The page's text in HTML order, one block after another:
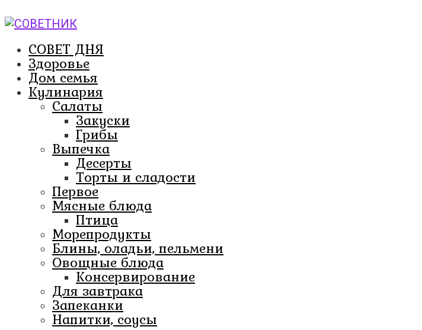
к
СОВЕТ ДНЯ
Здоровье
Дом семья
Кулинария
Салаты
Закуски
Грибы
Выпечка
Десерты
Торты и сладости
Первое
Мясные блюда
Птица
Морепродукты
Блины, оладьи, пельмени
Овощные блюда
Консервирование
Для завтрака
Запеканки
Напитки, соусы